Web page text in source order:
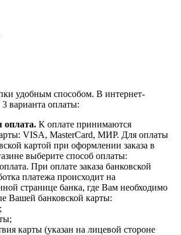
удобным способом. В интернет-
варианта оплаты:
оплата. К оплате принимаются
VISA, MasterCard, МИР. Для оплаты
картой при оформлении заказа в
выберите способ оплаты:
При оплате заказа банковской
платежа происходит на
странице банка, где Вам необходимо
Вашей банковской карты:
карты (указан на лицевой стороне